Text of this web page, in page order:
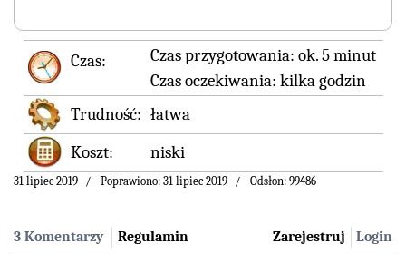
Czas: Czas przygotowania: ok. 5 minut
Czas oczekiwania: kilka godzin
Trudność: łatwa
Koszt:
niski
31 lipiec 2019 Poprawiono: 31 lipiec 2019 Odsłon: 99486
3 Komentarzy Regulamin Login
Zarejestruj